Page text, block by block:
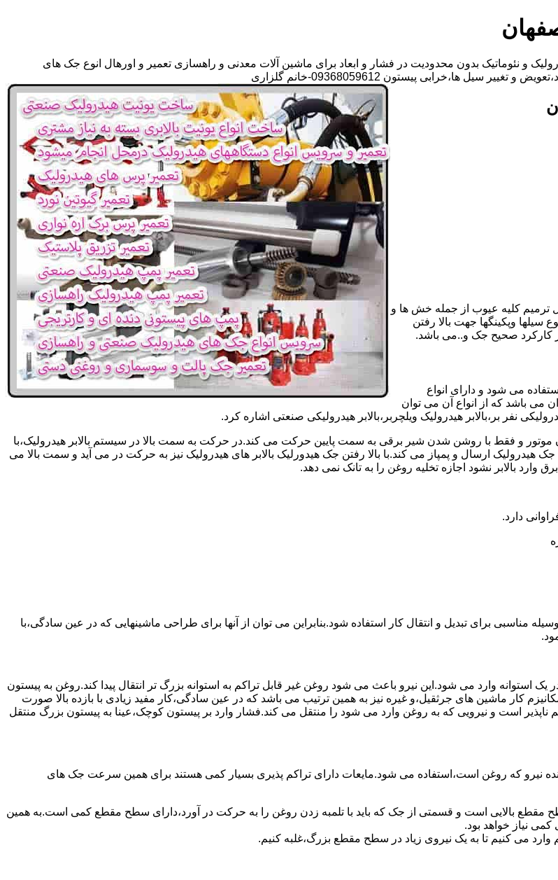
و نئوماتیک بدون محدودیت در فشار و ابعاد برای ماشین آلات معدنی و راهسازی تعمیر و اورهال انوع جک های
ها،خرابی پیستون 09368059612-خانم گلزاری
ترمیم کلیه عیوب از جمله خش ها و
وپکینگها جهت بالا رفتن
کارکرد صحیح جک و..می باشد.
می شود و دارای انواع
می باشد که از انواع آن می توان
نفر بر،بالابر هیدرولیک ویلچربر،بالابر هیدرولیکی صنعتی اشاره کرد.
موتور و فقط با روشن شدن شیر برقی به سمت پایین حرکت می کند.در حرکت به سمت بالا در سیستم بالابر هیدرولیک،با
ارسال و پمپاز می کند.با بالا رفتن جک هیدورلیک بالابر های هیدرولیک نیز به حرکت در می آید و سمت بالا می
بالابر نشود اجازه تخلیه روغن را به تانک نمی دهد.
دارد.
مناسبی برای تبدیل و انتقال کار استفاده شود.بنابراین می توان از آنها برای طراحی ماشینهایی که در عین سادگی،با
استوانه وارد می شود.این نیرو باعث می شود روغن غیر قابل تراکم به استوانه بزرگ تر انتقال پیدا کند.روغن به پیستون
کار ماشین های جرثقیل،و غیره نیز به همین ترتیب می باشد که در عین سادگی،کار مفید زیادی با بازده بالا صورت
ناپذیر است و نیرویی که به روغن وارد می شود را منتقل می کند.فشار وارد بر پیستون کوچک،عینا به پیستون بزرگ منتقل
نیرو که روغن است،استفاده می شود.مایعات دارای تراکم پذیری بسیار کمی هستند برای همین سرعت جک های
بالایی است و قسمتی از جک که باید با تلمبه زدن روغن را به حرکت در آورد،دارای سطح مقطع کمی است.به همین
نیاز خواهد بود.
می کنیم تا به یک نیروی زیاد در سطح مقطع بزرگ،غلبه کنیم.